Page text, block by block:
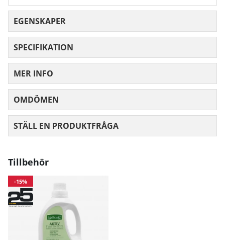
Bröst 101 107 113 119
Midja 71 77 83 89
Höft
Mått angivna i cm.
EGENSKAPER
SPECIFIKATION
MER INFO
OMDÖMEN
STÄLL EN PRODUKTFRÅGA
Tillbehör
-15%